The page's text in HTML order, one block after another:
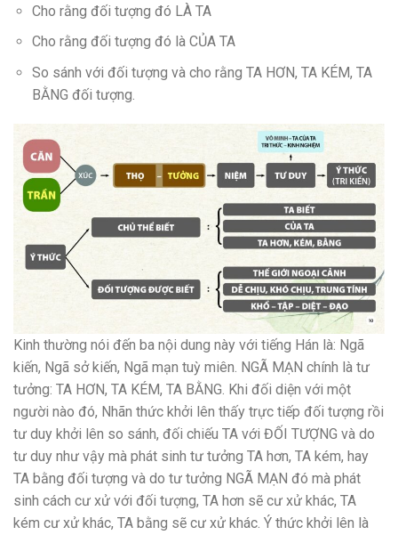
Cho rằng đối tượng đó LÀ TA
Cho rằng đối tượng đó là CỦA TA
So sánh với đối tượng và cho rằng TA HƠN, TA KÉM, TA
BẰNG đối tượng.
Kinh thường nói đến ba nội dung này với tiếng Hán là: Ngã
kiến, Ngã sở kiến, Ngã mạn tuỳ miên. NGÃ MẠN chính là tư
tưởng: TA HƠN, TA KÉM, TA BẰNG. Khi đối diện với một
người nào đó, Nhãn thức khởi lên thấy trực tiếp đối tượng rồi
tư duy khởi lên so sánh, đối chiếu TA với ĐỐI TƯỢNG và do
tư duy như vậy mà phát sinh tư tưởng TA hơn, TA kém, hay
TA bằng đối tượng và do tư tưởng NGÃ MẠN đó mà phát
sinh cách cư xử với đối tượng, TA hơn sẽ cư xử khác, TA
kém cư xử khác, TA bằng sẽ cư xử khác. Ý thức khởi lên là